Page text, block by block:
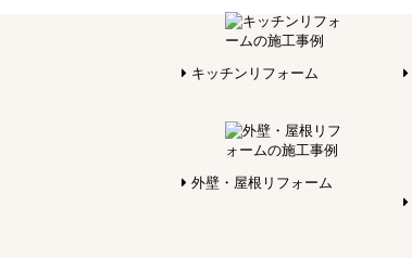
キッチンリフォーム
外壁・屋根リフォーム